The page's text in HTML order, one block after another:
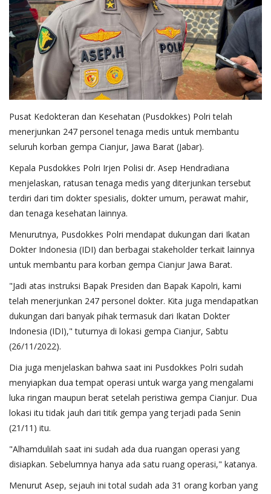
Pusat Kedokteran dan Kesehatan (Pusdokkes) Polri telah
menerjunkan 247 personel tenaga medis untuk membantu
seluruh korban gempa Cianjur, Jawa Barat (Jabar).
Kepala Pusdokkes Polri Irjen Polisi dr. Asep Hendradiana
menjelaskan, ratusan tenaga medis yang diterjunkan tersebut
terdiri dari tim dokter spesialis, dokter umum, perawat mahir,
dan tenaga kesehatan lainnya.
Menurutnya, Pusdokkes Polri mendapat dukungan dari Ikatan
Dokter Indonesia (IDI) dan berbagai stakeholder terkait lainnya
untuk membantu para korban gempa Cianjur Jawa Barat.
"Jadi atas instruksi Bapak Presiden dan Bapak Kapolri, kami
telah menerjunkan 247 personel dokter. Kita juga mendapatkan
dukungan dari banyak pihak termasuk dari Ikatan Dokter
Indonesia (IDI)," tuturnya di lokasi gempa Cianjur, Sabtu
(26/11/2022).
Dia juga menjelaskan bahwa saat ini Pusdokkes Polri sudah
menyiapkan dua tempat operasi untuk warga yang mengalami
luka ringan maupun berat setelah peristiwa gempa Cianjur. Dua
lokasi itu tidak jauh dari titik gempa yang terjadi pada Senin
(21/11) itu.
"Alhamdulilah saat ini sudah ada dua ruangan operasi yang
disiapkan. Sebelumnya hanya ada satu ruang operasi," katanya.
Menurut Asep, sejauh ini total sudah ada 31 orang korban yang